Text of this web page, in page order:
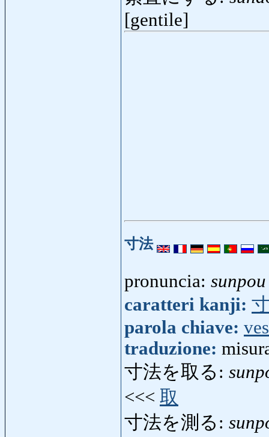
[gentile]
寸法
pronuncia: sunpou
caratteri kanji:
parola chiave:
traduzione:
寸法を取る:
<<< 取
寸法を測る: